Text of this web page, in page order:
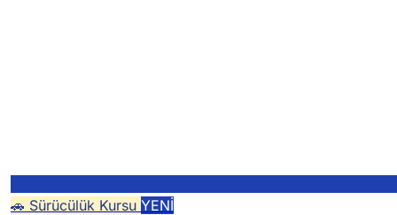
🚗 Sürücülük Kursu YENİ